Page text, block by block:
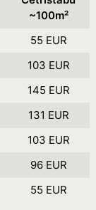
~100m²
55 EUR
103 EUR
145 EUR
131 EUR
103 EUR
96 EUR
55 EUR